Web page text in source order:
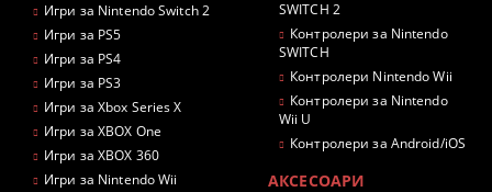
Игри за Nintendo Switch 2
Игри за PS5
Игри за PS4
Игри за PS3
Игри за Xbox Series X
Игри за XBOX One
Игри за XBOX 360
Игри за Nintendo Wii
SWITCH 2
Контролери за Nintendo
SWITCH
Контролери Nintendo Wii
Контролери за Nintendo
Wii U
Контролери за Android/iOS
АКСЕСОАРИ